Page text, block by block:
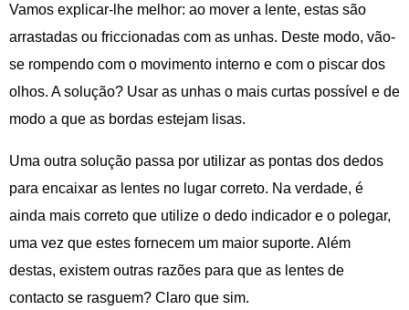
Vamos explicar-lhe melhor: ao mover a lente, estas são
arrastadas ou friccionadas com as unhas. Deste modo, vão-
se rompendo com o movimento interno e com o piscar dos
olhos. A solução? Usar as unhas o mais curtas possível e de
modo a que as bordas estejam lisas.
Uma outra solução passa por utilizar as pontas dos dedos
para encaixar as lentes no lugar correto. Na verdade, é
ainda mais correto que utilize o dedo indicador e o polegar,
uma vez que estes fornecem um maior suporte. Além
destas, existem outras razões para que as lentes de
contacto se rasguem? Claro que sim.